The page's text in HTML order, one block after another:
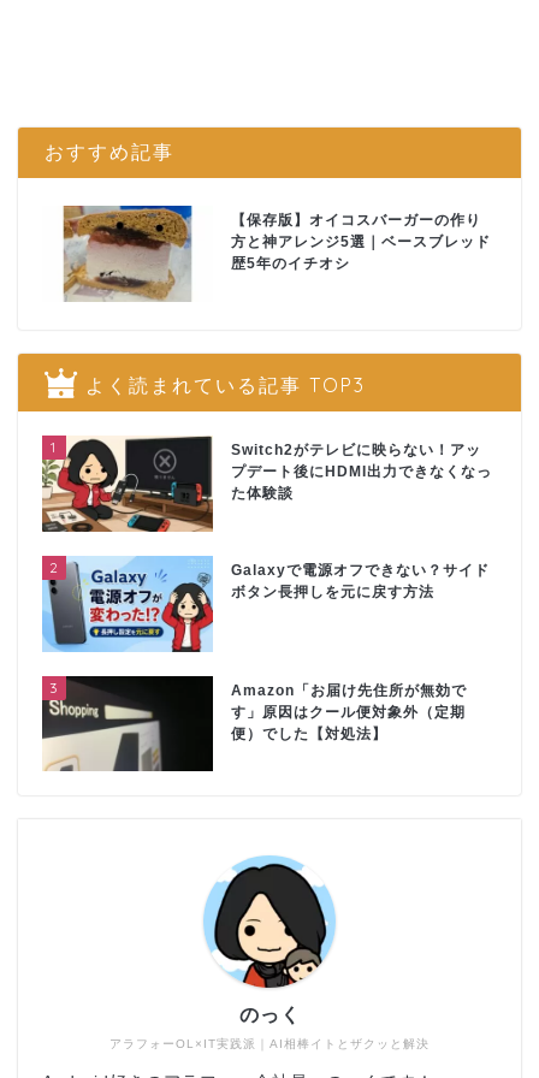
おすすめ記事
【保存版】オイコスバーガーの作り
方と神アレンジ5選｜ベースブレッド
歴5年のイチオシ
よく読まれている記事 TOP3
1
Switch2がテレビに映らない！アッ
プデート後にHDMI出力できなくなっ
た体験談
2
Galaxyで電源オフできない？サイド
ボタン長押しを元に戻す方法
3
Amazon「お届け先住所が無効で
す」原因はクール便対象外（定期
便）でした【対処法】
アラフォーOL×IT実践派｜AI相棒イトとザクッと解決
のっく